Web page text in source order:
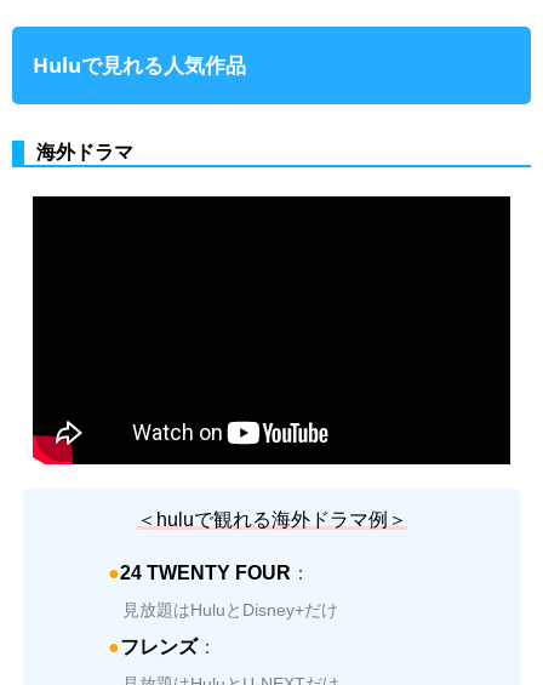
Huluで見れる人気作品
海外ドラマ
＜ huluで観れる海外ドラマ例＞
●24 TWENTY FOUR ：
見放題はHuluとDisney+だけ
●フレンズ：